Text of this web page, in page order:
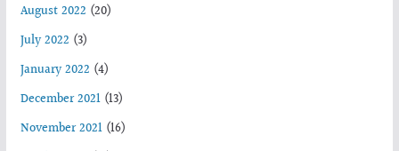
August 2022 (20)
July 2022 (3)
January 2022 (4)
December 2021(13)
November 2021(16)